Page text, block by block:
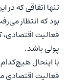
تنها اتفاقی که در
بود که انتظار
فعالیت
پولی باشد.
با اینحال
فعالیت اقتصادی